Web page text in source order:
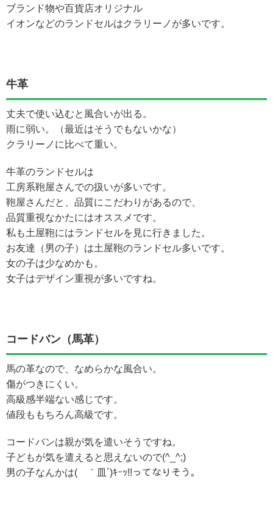
ブランド物や百貨店オリジナル
イオンなどのランドセルはクラリーノが多いです。
牛革
丈夫で使い込むと風合いが出る。
雨に弱い。（最近はそうでもないかな）
クラリーノに比べて重い。
牛革のランドセルは
工房系鞄屋さんでの扱いが多いです。
鞄屋さんだと、品質にこだわりがあるので、
品質重視なかたにはオススメです。
私も土屋鞄にはランドセルを見に行きました。
お友達（男の子）は土屋鞄のランドセル多いです。
女の子は少なめかも。
女子はデザイン重視が多いですね。
コードバン（馬革）
馬の革なので、なめらかな風合い。
傷がつきにくい。
高級感半端ない感じです。
値段ももちろん高級です。
コードバンは親が気を遣いそうですね。
子どもが気を遣えると思えないので(^_^;)
男の子なんかは( ｀皿´)ｷｰｯ!!ってなりそう。